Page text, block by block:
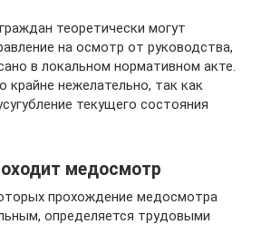
теоретически могут
на осмотр от руководства,
в локальном нормативном акте.
крайне нежелательно, так как
текущего состояния
медосмотр
прохождение медосмотра
определяется трудовыми